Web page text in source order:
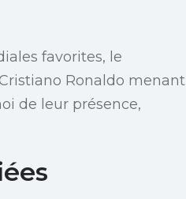
favorites, le
Ronaldo menant
de leur présence,